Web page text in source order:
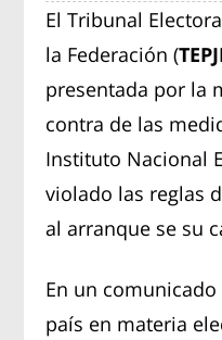
El Tribunal
la Federación (
presentada por la
contra de las
Instituto Nacional
violado las reglas
al arranque se su
En un
país en materia